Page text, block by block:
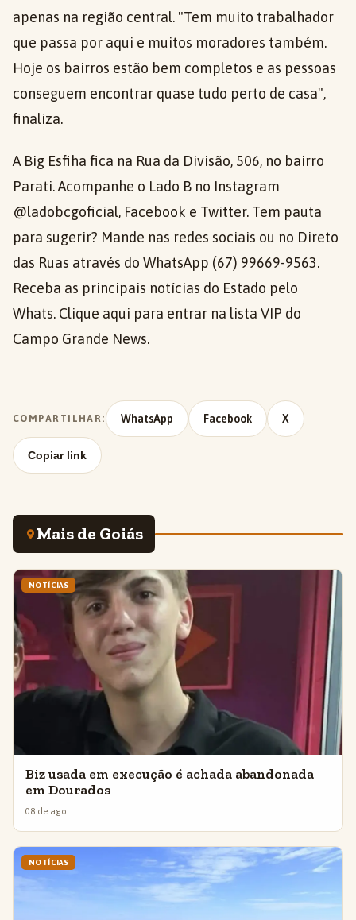
apenas na região central. "Tem muito trabalhador
que passa por aqui e muitos moradores também.
Hoje os bairros estão bem completos e as pessoas
conseguem encontrar quase tudo perto de casa",
finaliza.
A Big Esfiha fica na Rua da Divisão, 506, no bairro
Parati. Acompanhe o Lado B no Instagram
@ladobcgoficial, Facebook e Twitter. Tem pauta
para sugerir? Mande nas redes sociais ou no Direto
das Ruas através do WhatsApp (67) 99669-9563.
Receba as principais notícias do Estado pelo
Whats. Clique aqui para entrar na lista VIP do
Campo Grande News.
COMPARTILHAR: WhatsApp Facebook X
Copiar link
Mais de Goiás
NOTÍCIAS
Biz usada em execução é achada abandonada
em Dourados
08 de ago.
NOTÍCIAS